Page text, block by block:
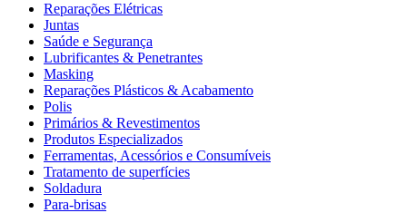
Reparações Elétricas
Juntas
Saúde e Segurança
Lubrificantes & Penetrantes
Masking
Reparações Plásticos & Acabamento
Polis
Primários & Revestimentos
Produtos Especializados
Ferramentas, Acessórios e Consumíveis
Tratamento de superfícies
Soldadura
Para-brisas